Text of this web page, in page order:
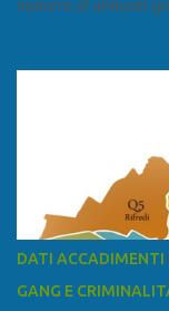
numero di abitanti
a est con le province
Lucca Ÿ la Versilia Ÿ
Fonte: wikipedia
presenze mafiose in
nella relazione del
Livorno e Lucca
DATI ACCADIMENTI
GANG E